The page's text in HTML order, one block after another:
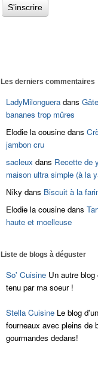
Les derniers commentaires
LadyMilonguera dans
bananes trop mûres
Elodie la cousine dans
jambon cru
sacleux dans Recette de
maison ultra simple (à la
Niky dans Biscuit à la
Elodie la cousine dans
haute et moelleuse
Liste de blogs à déguster
So' Cuisine Un autre
tenu par ma soeur !
Stella Cuisine Le blog
fourneaux avec pleins de
gourmandes dedans!